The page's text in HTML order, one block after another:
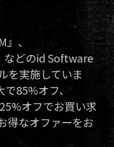
、
どのid Software
を実施していま
85%オフ、
オフでお買い求
得なオファーをお